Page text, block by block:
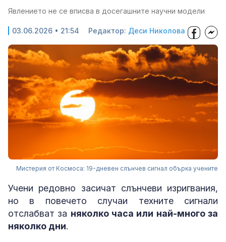
Явлението не се вписва в досегашните научни модели
03.06.2026 • 21:54 Редактор: Деси Николова
Мистерия от Космоса: 19-дневен слънчев сигнал обърка учените
Учени редовно засичат слънчеви изригвания,
но в повечето случаи техните сигнали
отслабват за няколко часа или най-много за
няколко дни.